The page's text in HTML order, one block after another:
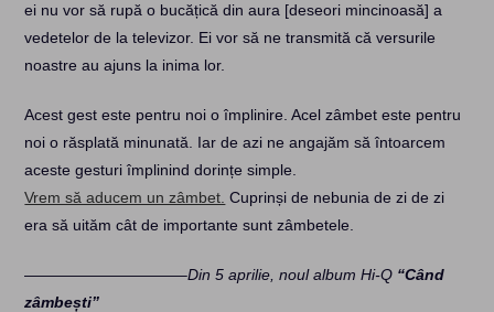
ei nu vor să rupă o bucățică din aura [deseori mincinoasă] a
vedetelor de la televizor. Ei vor să ne transmită că versurile
noastre au ajuns la inima lor.
Acest gest este pentru noi o împlinire. Acel zâmbet este pentru
noi o răsplată minunată. Iar de azi ne angajăm să întoarcem
aceste gesturi împlinind dorințe simple.
Vrem să aducem un zâmbet. Cuprinși de nebunia de zi de zi
era să uităm cât de importante sunt zâmbetele.
——————————–Din 5 aprilie, noul album Hi-Q “Când
zâmbești”